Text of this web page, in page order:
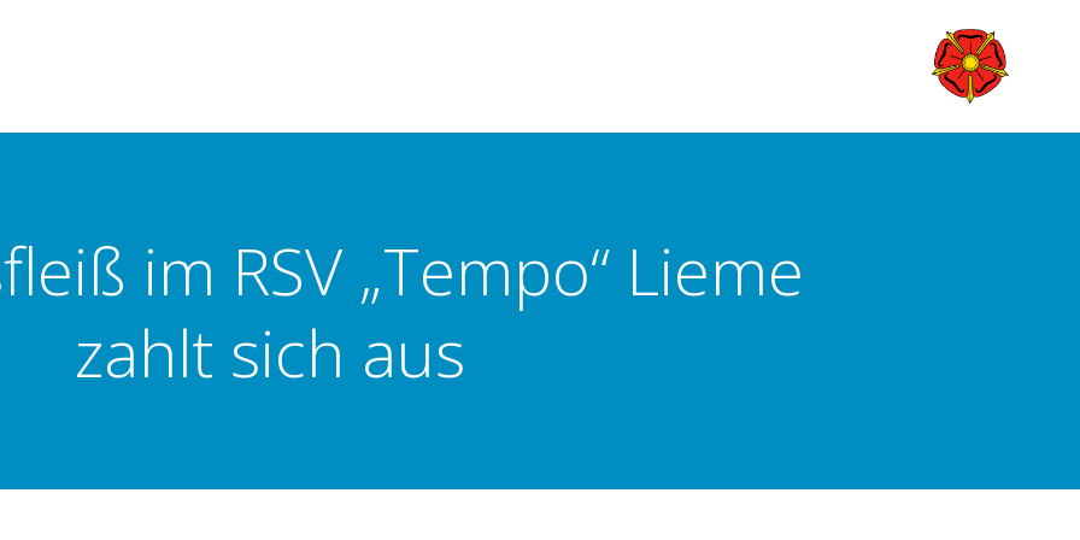
im RSV „Tempo“ Lieme
zahlt sich aus